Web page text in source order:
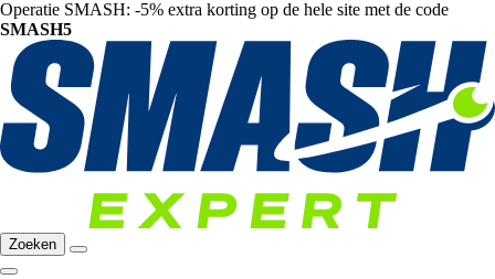
Operatie SMASH: -5% extra korting op de hele site met de code
SMASH5
Zoeken